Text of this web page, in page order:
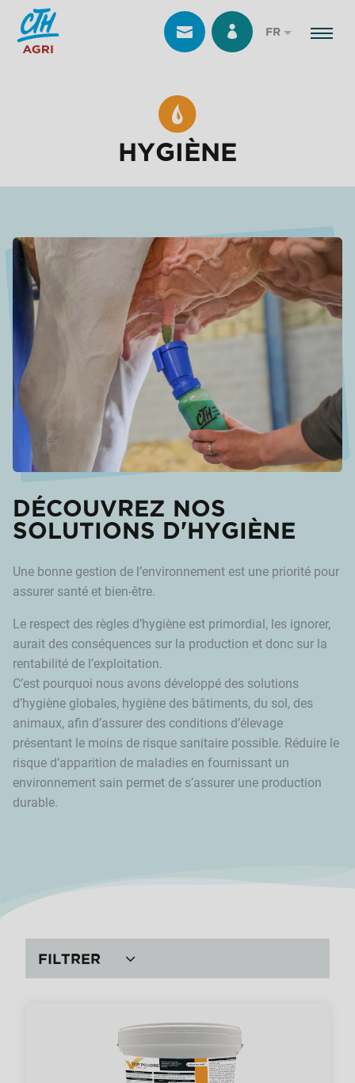
FR
HYGIÈNE
DÉCOUVREZ NOS
SOLUTIONS D'HYGIÈNE
Une bonne gestion de l’environnement est une priorité pour
assurer santé et bien-être.
Le respect des règles d’hygiène est primordial, les ignorer,
aurait des conséquences sur la production et donc sur la
rentabilité de l’exploitation.
C’est pourquoi nous avons développé des solutions
d’hygiène globales, hygiène des bâtiments, du sol, des
animaux, afin d’assurer des conditions d’élevage
présentant le moins de risque sanitaire possible. Réduire le
risque d’apparition de maladies en fournissant un
environnement sain permet de s’assurer une production
durable.
FILTRER